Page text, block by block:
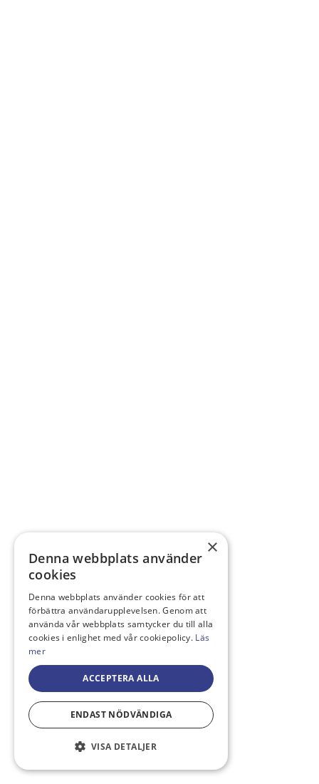
×
Denna webbplats använder
cookies
Denna webbplats använder cookies för att
förbättra användarupplevelsen. Genom att
använda vår webbplats samtycker du till alla
cookies i enlighet med vår cookiepolicy. Läs
mer
ACCEPTERA ALLA
ENDAST NÖDVÄNDIGA
VISA DETALJER